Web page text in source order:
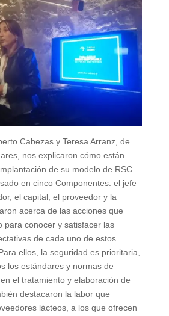
Cabezas y Teresa Arranz, de
nos explicaron cómo están
de su modelo de RSC
en cinco Componentes: el jefe
el capital, el proveedor y la
acerca de las acciones que
para conocer y satisfacer las
de cada uno de estos
ellos, la seguridad es prioritaria,
los estándares y normas de
el tratamiento y elaboración de
destacaron la labor que
lácteos, a los que ofrecen